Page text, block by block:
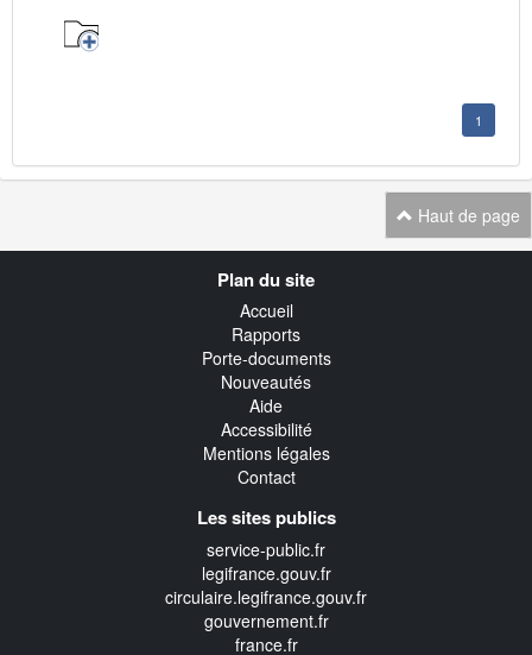
1
Haut de page
Plan du site
Accueil
Rapports
Porte-documents
Nouveautés
Aide
Accessibilité
Mentions légales
Contact
Les sites publics
service-public.fr
legifrance.gouv.fr
circulaire.legifrance.gouv.fr
gouvernement.fr
france.fr